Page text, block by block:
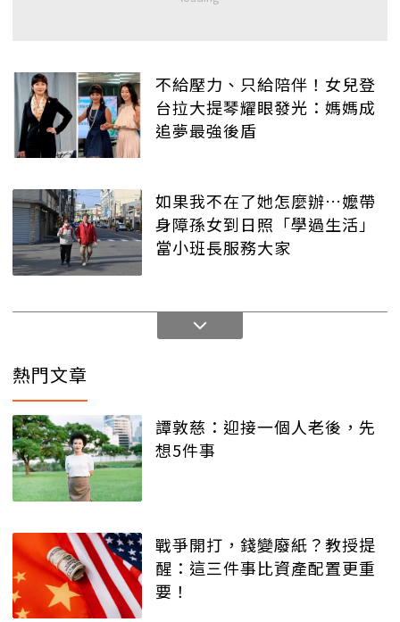
不給壓力、只給陪伴！女兒登
台拉大提琴耀眼發光：媽媽成
追夢最強後盾
如果我不在了她怎麼辦…嬤帶
身障孫女到日照「學過生活」
當小班長服務大家
熱門文章
譚敦慈：迎接一個人老後，先
想5件事
戰爭開打，錢變廢紙？教授提
醒：這三件事比資產配置更重
要！